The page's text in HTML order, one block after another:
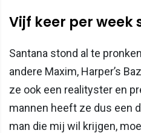
Vijf keer per week
Santana stond al te
andere Maxim, Harper’s
ze ook een realityster en
mannen heeft ze dus een
man die mij wil krijgen,